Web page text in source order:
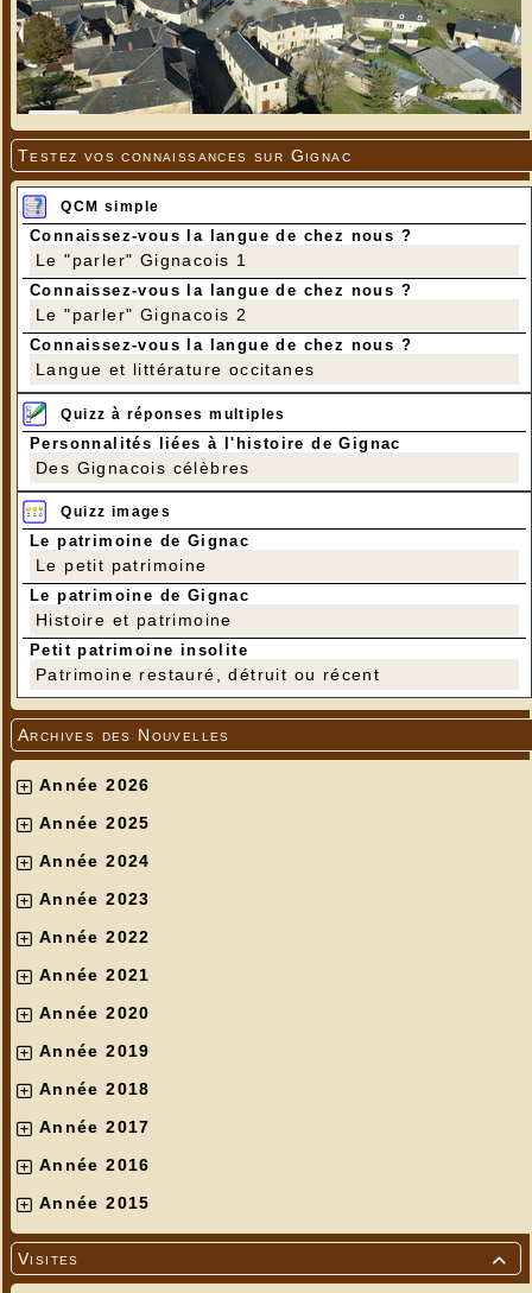
Testez vos connaissances sur Gignac
QCM simple
Connaissez-vous la langue de chez nous ?
Le "parler" Gignacois 1
Connaissez-vous la langue de chez nous ?
Le "parler" Gignacois 2
Connaissez-vous la langue de chez nous ?
Langue et littérature occitanes
Quizz à réponses multiples
Personnalités liées à l'histoire de Gignac
Des Gignacois célèbres
Quizz images
Le patrimoine de Gignac
Le petit patrimoine
Le patrimoine de Gignac
Histoire et patrimoine
Petit patrimoine insolite
Patrimoine restauré, détruit ou récent
Archives des Nouvelles
Année 2026
Année 2025
Année 2024
Année 2023
Année 2022
Année 2021
Année 2020
Année 2019
Année 2018
Année 2017
Année 2016
Année 2015

Visites